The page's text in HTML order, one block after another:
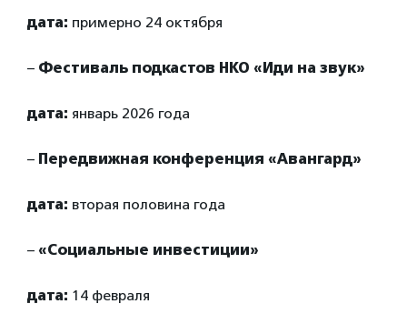
дата: примерно 24 октября
– Фестиваль подкастов НКО «Иди на звук»
дата: январь 2026 года
– Передвижная конференция «Авангард»
дата: вторая половина года
– «Социальные инвестиции»
дата: 14 февраля